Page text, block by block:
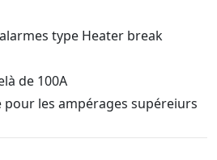
type Heater break
de 100A
les ampérages supéreiurs